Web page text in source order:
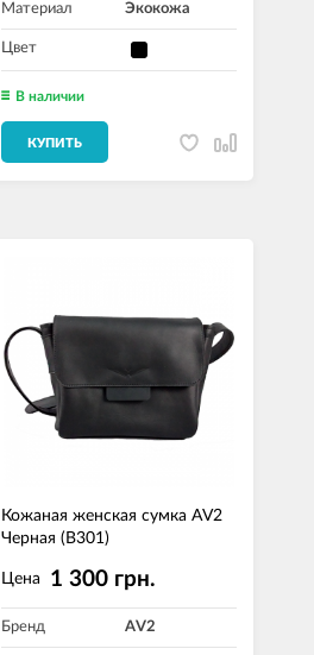
Материал Экокожа
Цвет
В наличии
КУПИТЬ
Кожаная женская сумка AV2
Черная (B301)
Цена 1 300 грн.
Бренд AV2